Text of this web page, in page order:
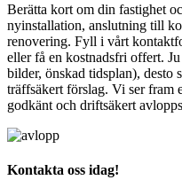
Berätta kort om din fastighet
nyinstallation, anslutning till
renovering. Fyll i vårt
eller få en kostnadsfri offert.
bilder, önskad tidsplan), desto
träffsäkert förslag. Vi ser fram
godkänt och driftsäkert
Kontakta oss idag!